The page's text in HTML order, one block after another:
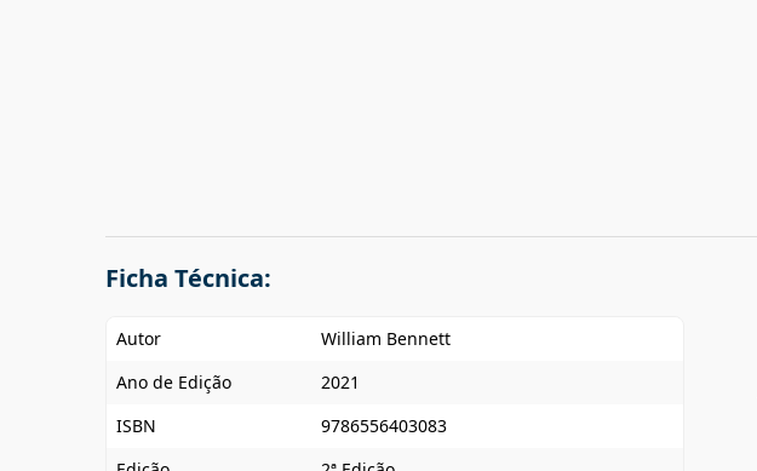
Ficha Técnica:
Autor
William Bennett
Ano de Edição
2021
ISBN
9786556403083